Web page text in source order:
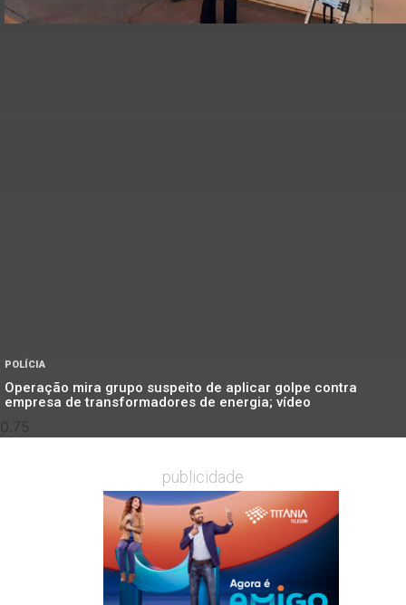
POLÍCIA
Operação mira grupo suspeito de aplicar golpe contra
empresa de transformadores de energia; vídeo
publicidade